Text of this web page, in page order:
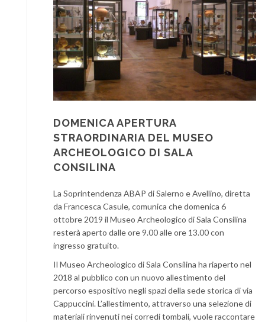
DOMENICA APERTURA
STRAORDINARIA DEL MUSEO
ARCHEOLOGICO DI SALA
CONSILINA
La Soprintendenza ABAP di Salerno e Avellino, diretta
da Francesca Casule, comunica che domenica 6
ottobre 2019 il Museo Archeologico di Sala Consilina
resterà aperto dalle ore 9.00 alle ore 13.00 con
ingresso gratuito.
Il Museo Archeologico di Sala Consilina ha riaperto nel
2018 al pubblico con un nuovo allestimento del
percorso espositivo negli spazi della sede storica di via
Cappuccini. L’allestimento, attraverso una selezione di
materiali rinvenuti nei corredi tombali, vuole raccontare